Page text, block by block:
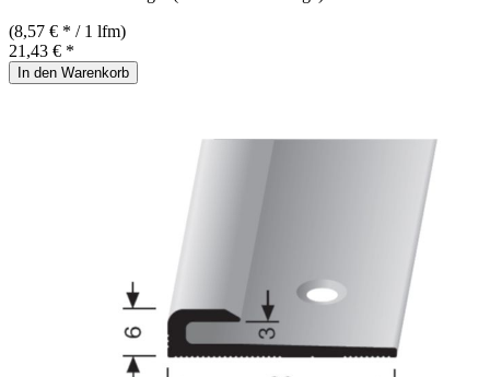
(8,57 € * / 1 lfm)
21,43 € *
In den Warenkorb